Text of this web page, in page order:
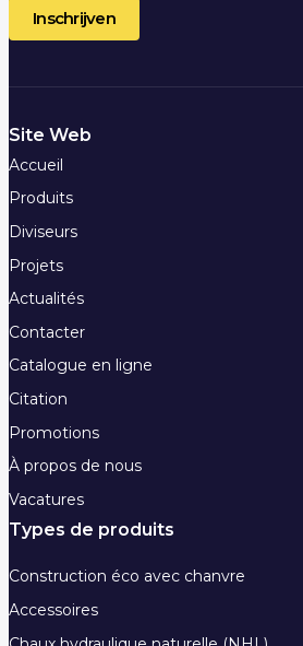
Site Web
Accueil
Produits
Diviseurs
Projets
Actualités
Contacter
Catalogue en ligne
Citation
Promotions
À propos de nous
Vacatures
Types de produits
Construction éco avec chanvre
Accessoires